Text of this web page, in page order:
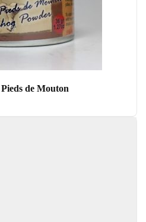
de Mouton